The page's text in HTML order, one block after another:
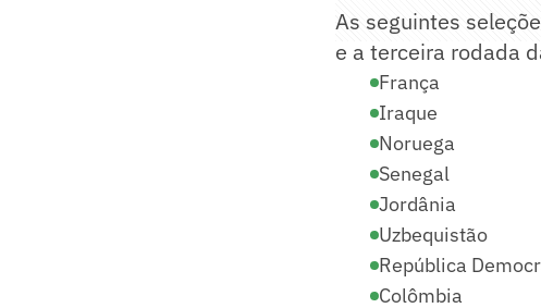
As seguintes
e a terceira rodada
França
Iraque
Noruega
Senegal
Jordânia
Uzbequistão
República
Colômbia